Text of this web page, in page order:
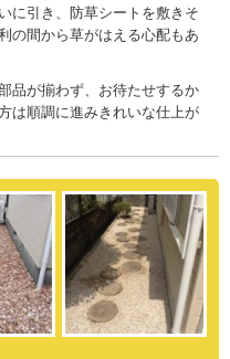
に引き、防草シートを敷きそ
の間から草がはえる心配もあ
品が揃わず、お待たせするか
は順調に進みきれいな仕上が